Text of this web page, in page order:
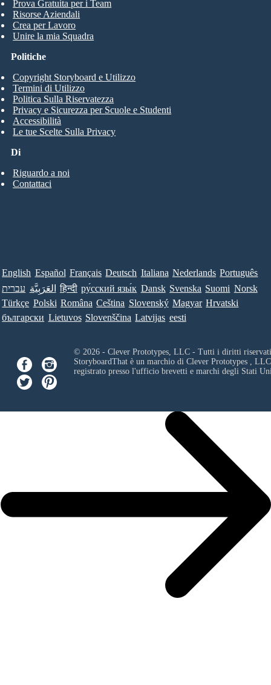
Prova Gratuita per i Team
Risorse Aziendali
Crea per Lavoro
Unire la mia Squadra
Di
Riguardo a noi
Contattaci
Politiche
Copyright Storyboard e Utilizzo
Termini di Utilizzo
Politica Sulla Riservatezza
Privacy e Sicurezza per Scuole e Studenti
Accessibilità
Le tue Scelte Sulla Privacy
English Español Français Deutsch Italiana Nederlands Português
עברית العَرَبِيَّة हिन्दी ру́сский язы́к Dansk Svenska Suomi Norsk
Türkçe Polski Româna Ceština Slovenský Magyar Hrvatski
български Lietuvos Slovenščina Latvijas eesti
© 2026 - Clever Prototypes, LLC - Tutti i diritti
StoryboardThat è un marchio di Clever Prototypes , LLC
registrato presso l'ufficio brevetti e marchi degli Stati